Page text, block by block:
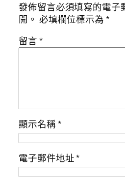
發佈留言必須填寫的電子
開。 必填欄位標示為*
留言*
顯示名稱*
電子郵件地址*